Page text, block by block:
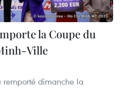
la Coupe du
Ville
remporté dimanche la